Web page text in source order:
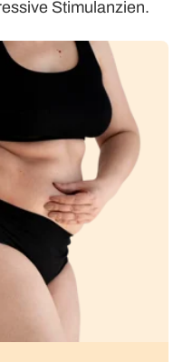
Stimulanzien.